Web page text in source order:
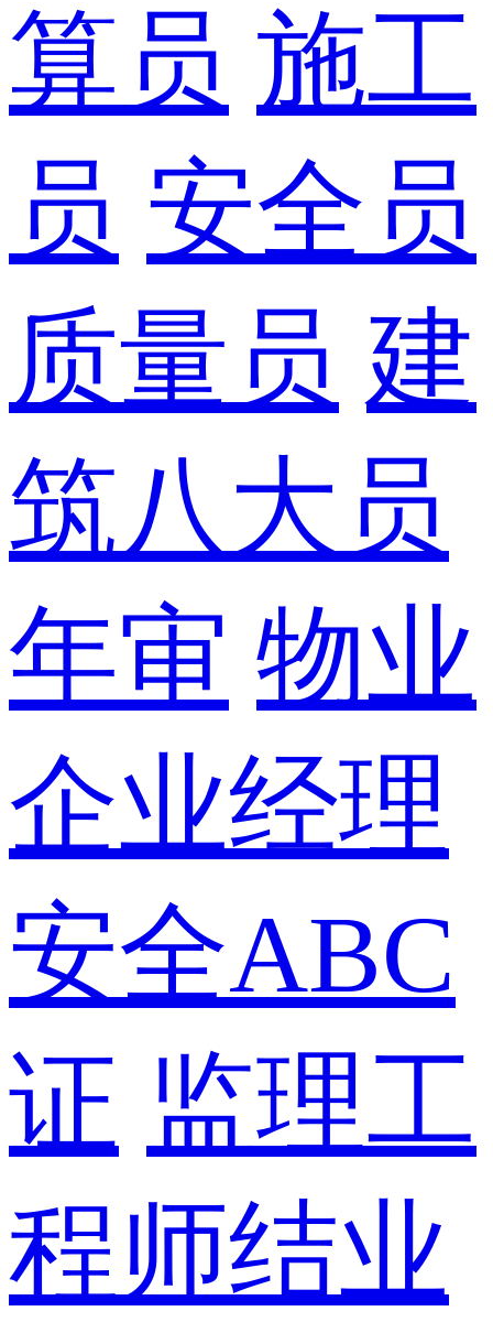
算员 施工
员 安全员
质量员 建
筑八大员
年审 物业
企业经理
安全ABC
证 监理工
程师结业